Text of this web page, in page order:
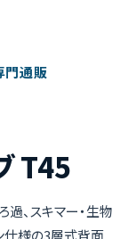
門通販
T45
、スキマー・生物